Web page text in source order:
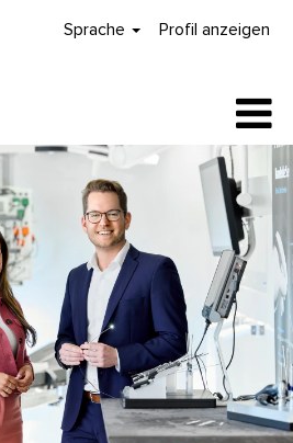
Sprache Profil anzeigen